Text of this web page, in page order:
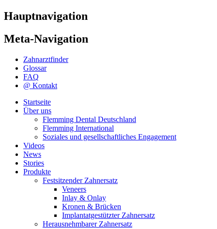
Hauptnavigation
Meta-Navigation
Zahnarztfinder
Glossar
FAQ
@ Kontakt
Startseite
Über uns
Flemming Dental Deutschland
Flemming International
Soziales und gesellschaftliches Engagement
Videos
News
Stories
Produkte
Festsitzender Zahnersatz
Veneers
Inlay & Onlay
Kronen & Brücken
Implantatgestützter Zahnersatz
Herausnehmbarer Zahnersatz